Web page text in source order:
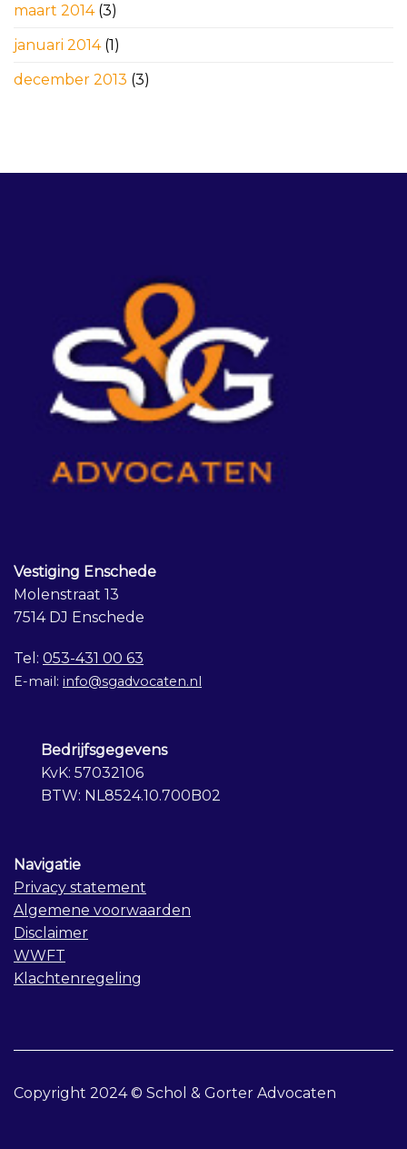
maart 2014(3)
januari 2014(1)
december 2013 (3)
Vestiging Enschede
Molenstraat 13
7514 DJ Enschede
Tel: 053-431 00 63
E-mail: info@sgadvocaten.nl
Bedrijfsgegevens
KvK: 57032106
BTW: NL8524.10.700B02
Navigatie
Privacy statement
Algemene voorwaarden
Disclaimer
WWFT
Klachtenregeling
Copyright 2024 © Schol & Gorter Advocaten